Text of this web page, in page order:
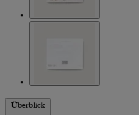
Überblick